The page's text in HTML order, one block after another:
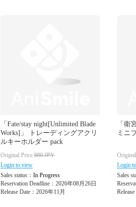
「Fate/stay night[Unlimited Blade
Works]」 トレーディングアクリ
ルキーホルダー pack
Original Price 880JPY
Login to view
Sales status： In Progress
Reservation Deadline：2026年08月26日
Release Date：2026年11月
「衛
ミニ
Login
Sales